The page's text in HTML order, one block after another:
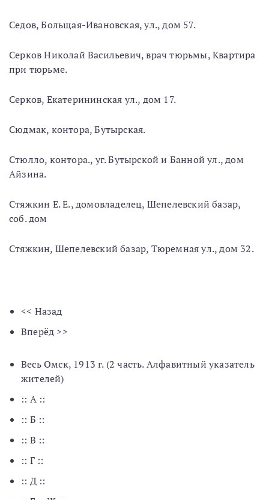
Седов, Больщая-Ивановская, ул., дом 57.
Серков Николай Васильевич, врач тюрьмы, Квартира
при тюрьме.
Серков, Екатерининская ул., дом 17.
Сюдмак, контора, Бутырская.
Стюлло, контора., уг. Бутырской и Банной ул., дом
Айзина.
Стяжкин Е. Е., домовладелец, Шепелевский базар,
соб. дом
Стяжкин, Шепелевский базар, Тюремная ул., дом 32.
<< Назад
Вперёд >>
Весь Омск, 1913 г. (2 часть. Алфавитный указатель
жителей)
:: А ::
:: Б ::
:: В ::
:: Г ::
:: Д ::